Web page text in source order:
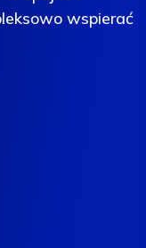
wspierać
wspierać
wspierać